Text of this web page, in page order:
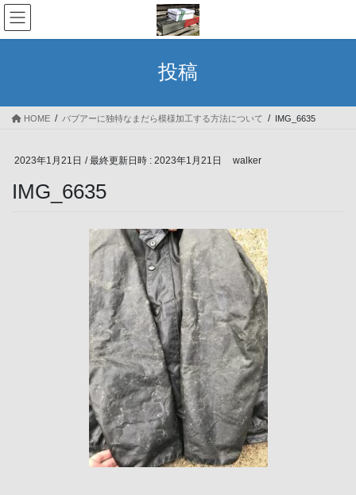
コ
ン
テ
ス
ナ
ビ
ゲ
ン
投稿
HOME バブアーに独特なまだら模様加工する方法について IMG_6635
2023年1月21日 / 最終更新日時 : 2023年1月21日 walker
IMG_6635